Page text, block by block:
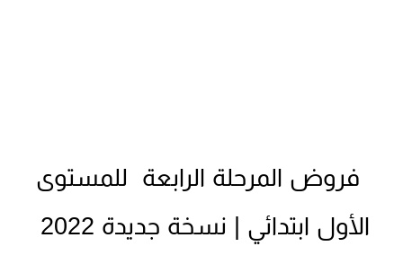
فروض المرحلة الرابعة للمستوى
الأول ابتدائي | نسخة جديدة 2022